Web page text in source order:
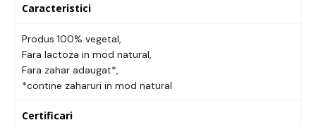
Caracteristici
Produs 100% vegetal,
Fara lactoza in mod natural,
Fara zahar adaugat*,
*contine zaharuri in mod natural
Certificari